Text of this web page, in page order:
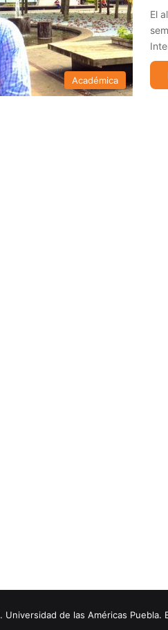
Académica
El
de las Américas Puebla.